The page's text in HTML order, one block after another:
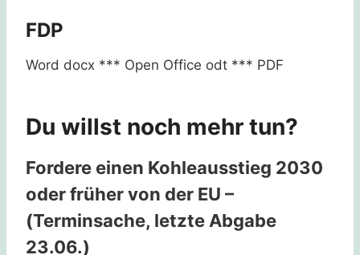
FDP
Word docx *** Open Office odt *** PDF
Du willst noch mehr tun?
Fordere einen Kohleausstieg 2030
oder früher von der EU –
(Terminsache, letzte Abgabe
23.06.)